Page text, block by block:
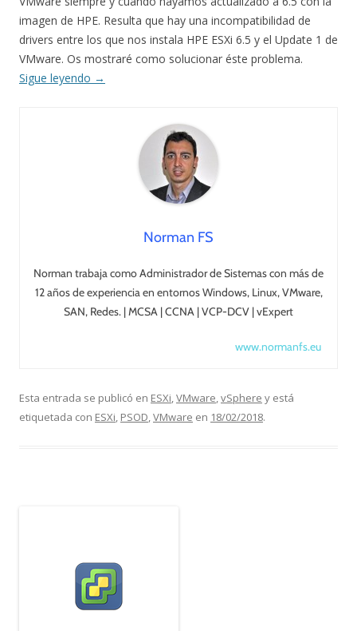
imagen de HPE. Resulta que hay una incompatibilidad de
drivers entre los que nos instala HPE ESXi 6.5 y el Update 1 de
VMware. Os mostraré como solucionar éste problema.
Sigue leyendo →
Norman FS
Norman trabaja como Administrador de Sistemas con más de
12 años de experiencia en entornos Windows, Linux, VMware,
SAN, Redes. | MCSA | CCNA | VCP-DCV | vExpert
www.normanfs.eu
Esta entrada se publicó en ESXi,VMware,vSphere y está
etiquetada con ESXi, PSOD,VMware en 18/02/2018.